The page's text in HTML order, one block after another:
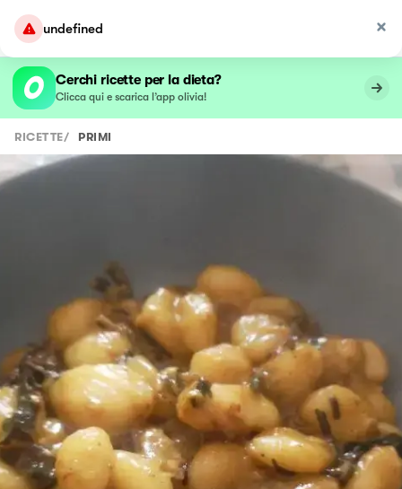
undefined
Cerchi ricette per la dieta?
Clicca qui e scarica l’app olivia!
RICETTE/ PRIMI